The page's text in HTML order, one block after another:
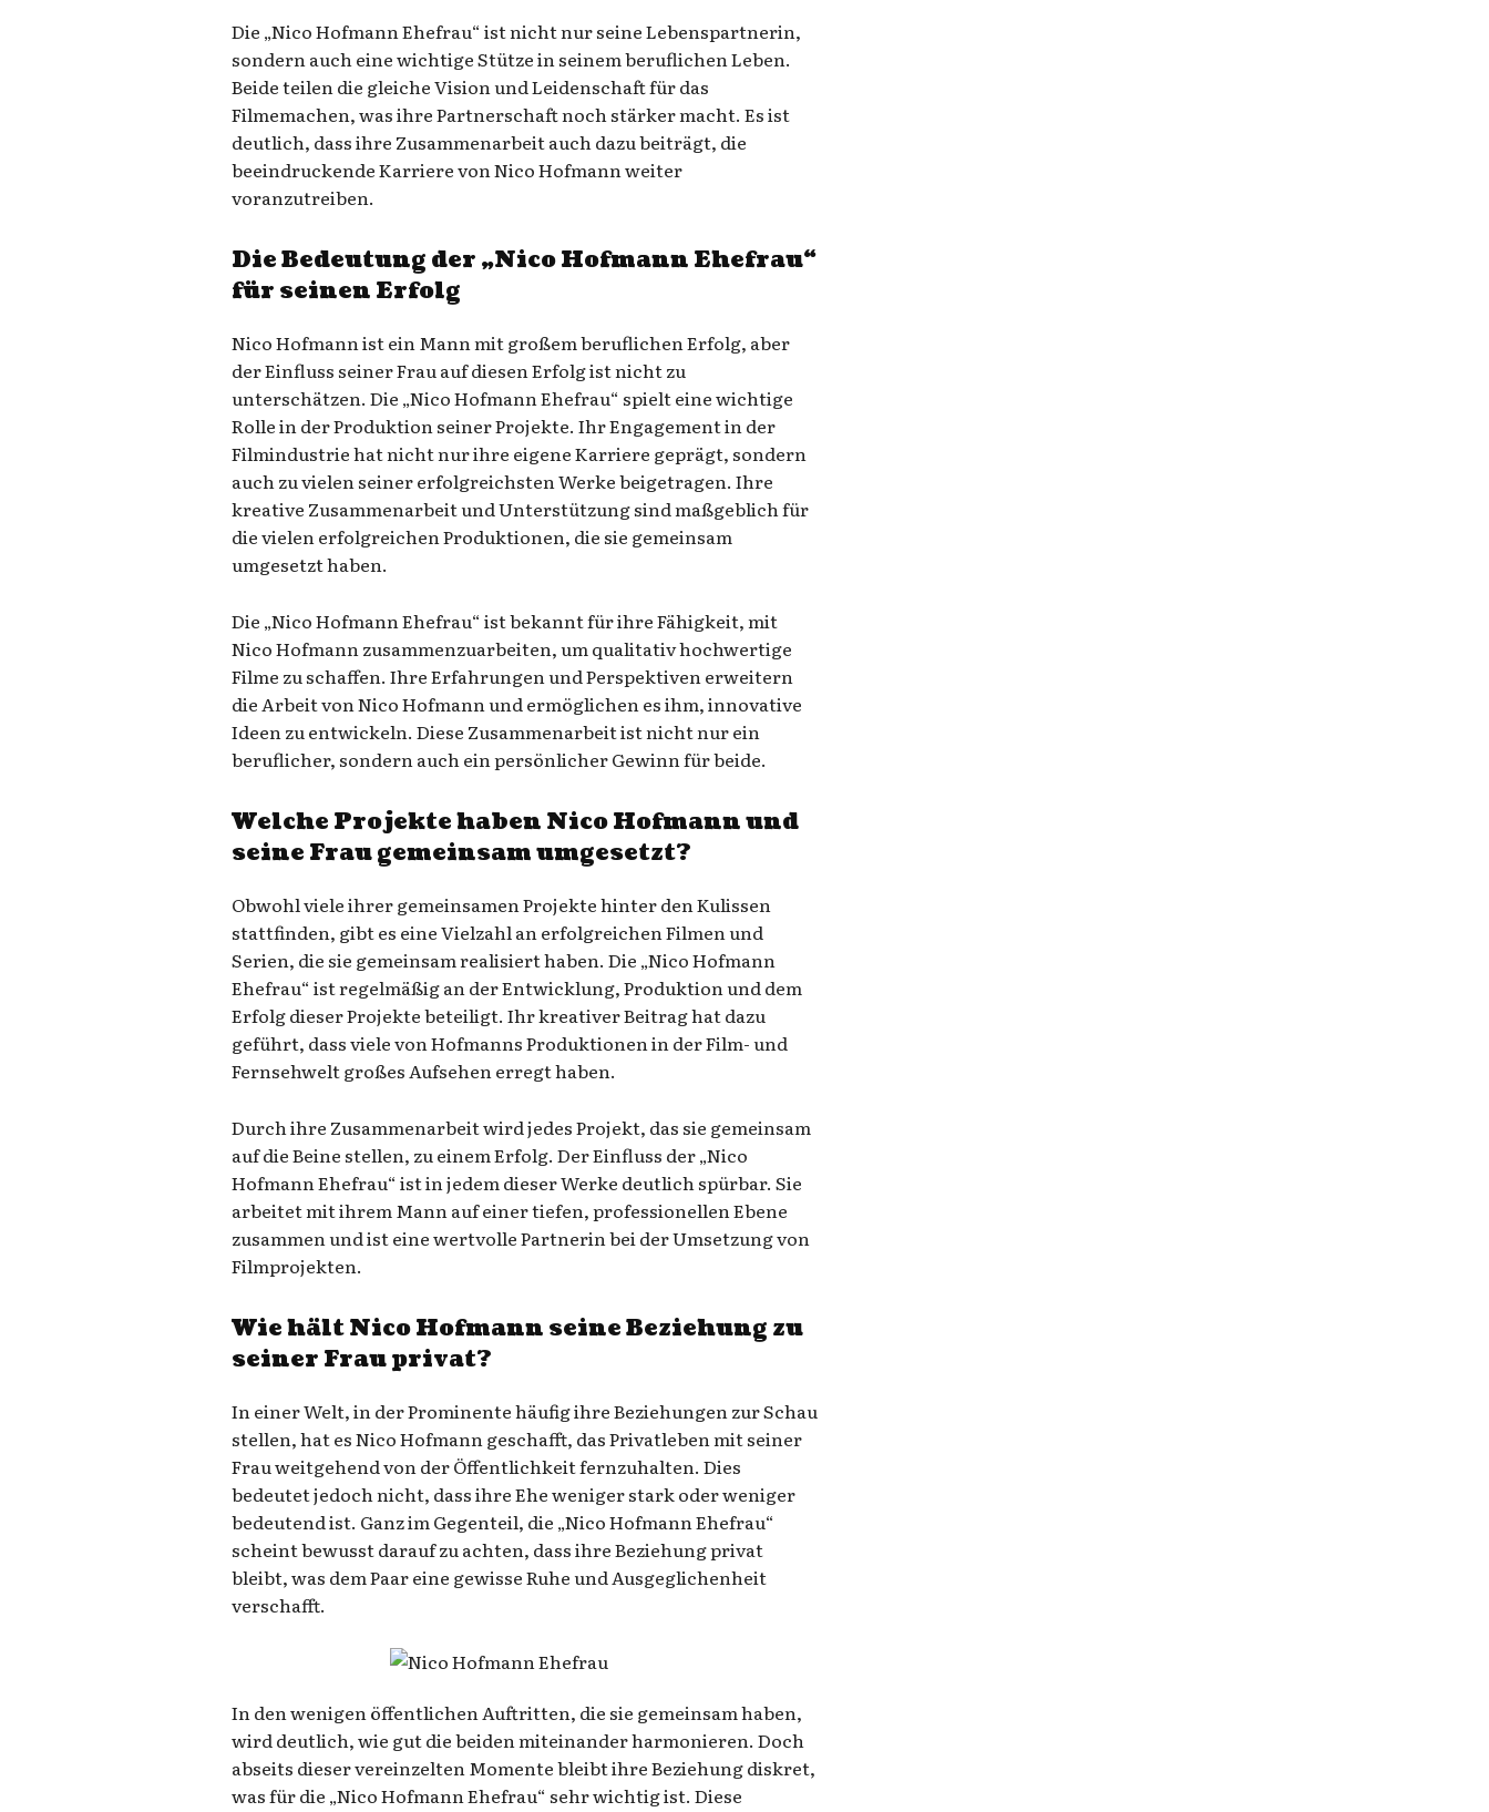
Die „Nico Hofmann Ehefrau“ ist nicht nur seine Lebenspartnerin,
sondern auch eine wichtige Stütze in seinem beruflichen Leben.
Beide teilen die gleiche Vision und Leidenschaft für das
Filmemachen, was ihre Partnerschaft noch stärker macht. Es ist
deutlich, dass ihre Zusammenarbeit auch dazu beiträgt, die
beeindruckende Karriere von Nico Hofmann weiter
voranzutreiben.
Die Bedeutung der „Nico Hofmann Ehefrau“
für seinen Erfolg
Nico Hofmann ist ein Mann mit großem beruflichen Erfolg, aber
der Einfluss seiner Frau auf diesen Erfolg ist nicht zu
unterschätzen. Die „Nico Hofmann Ehefrau“ spielt eine wichtige
Rolle in der Produktion seiner Projekte. Ihr Engagement in der
Filmindustrie hat nicht nur ihre eigene Karriere geprägt, sondern
auch zu vielen seiner erfolgreichsten Werke beigetragen. Ihre
kreative Zusammenarbeit und Unterstützung sind maßgeblich für
die vielen erfolgreichen Produktionen, die sie gemeinsam
umgesetzt haben.
Die „Nico Hofmann Ehefrau“ ist bekannt für ihre Fähigkeit, mit
Nico Hofmann zusammenzuarbeiten, um qualitativ hochwertige
Filme zu schaffen. Ihre Erfahrungen und Perspektiven erweitern
die Arbeit von Nico Hofmann und ermöglichen es ihm, innovative
Ideen zu entwickeln. Diese Zusammenarbeit ist nicht nur ein
beruflicher, sondern auch ein persönlicher Gewinn für beide.
Welche Projekte haben Nico Hofmann und
seine Frau gemeinsam umgesetzt?
Obwohl viele ihrer gemeinsamen Projekte hinter den Kulissen
stattfinden, gibt es eine Vielzahl an erfolgreichen Filmen und
Serien, die sie gemeinsam realisiert haben. Die „Nico Hofmann
Ehefrau“ ist regelmäßig an der Entwicklung, Produktion und dem
Erfolg dieser Projekte beteiligt. Ihr kreativer Beitrag hat dazu
geführt, dass viele von Hofmanns Produktionen in der Film- und
Fernsehwelt großes Aufsehen erregt haben.
Durch ihre Zusammenarbeit wird jedes Projekt, das sie gemeinsam
auf die Beine stellen, zu einem Erfolg. Der Einfluss der „Nico
Hofmann Ehefrau“ ist in jedem dieser Werke deutlich spürbar. Sie
arbeitet mit ihrem Mann auf einer tiefen, professionellen Ebene
zusammen und ist eine wertvolle Partnerin bei der Umsetzung von
Filmprojekten.
Wie hält Nico Hofmann seine Beziehung zu
seiner Frau privat?
In einer Welt, in der Prominente häufig ihre Beziehungen zur Schau
stellen, hat es Nico Hofmann geschafft, das Privatleben mit seiner
Frau weitgehend von der Öffentlichkeit fernzuhalten. Dies
bedeutet jedoch nicht, dass ihre Ehe weniger stark oder weniger
bedeutend ist. Ganz im Gegenteil, die „Nico Hofmann Ehefrau“
scheint bewusst darauf zu achten, dass ihre Beziehung privat
bleibt, was dem Paar eine gewisse Ruhe und Ausgeglichenheit
verschafft.
In den wenigen öffentlichen Auftritten, die sie gemeinsam haben,
wird deutlich, wie gut die beiden miteinander harmonieren. Doch
abseits dieser vereinzelten Momente bleibt ihre Beziehung diskret,
was für die „Nico Hofmann Ehefrau“ sehr wichtig ist. Diese